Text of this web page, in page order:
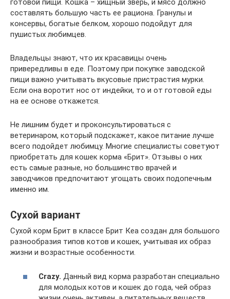
готовой пищи. Кошка – хищный зверь, и мясо должно
составлять большую часть ее рациона. Гранулы и
консервы, богатые белком, хорошо подойдут для
пушистых любимцев.
Владельцы знают, что их красавицы очень
привередливы в еде. Поэтому при покупке заводской
пищи важно учитывать вкусовые пристрастия мурки.
Если она воротит нос от индейки, то и от готовой еды
на ее основе откажется.
Не лишним будет и проконсультироваться с
ветеринаром, который подскажет, какое питание лучше
всего подойдет любимцу. Многие специалисты советуют
приобретать для кошек корма «Брит». Отзывы о них
есть самые разные, но большинство врачей и
заводчиков предпочитают угощать своих подопечным
именно им.
Сухой вариант
Сухой корм Брит в классе Брит Кеа создан для большого
разнообразия типов котов и кошек, учитывая их образ
жизни и возрастные особенности.
Crazy. Данный вид корма разработан специально
для молодых котов и кошек до года, чей образ